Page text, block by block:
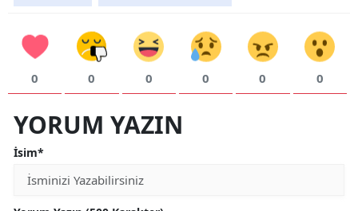
0 0 0 0 0 0
YORUM YAZIN
İsim*